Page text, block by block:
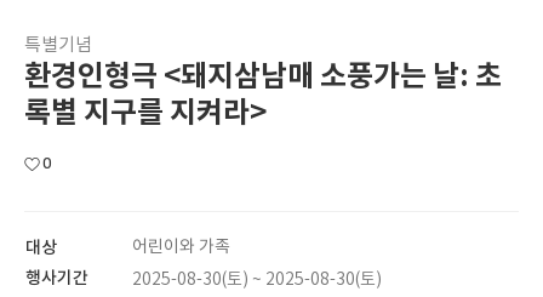
특별기념
환경인형극 <돼지삼남매 소풍가는 날: 초
록별 지구를 지켜라>
0
대상 어린이와 가족
행사기간 2025-08-30(토) ~ 2025-08-30(토)